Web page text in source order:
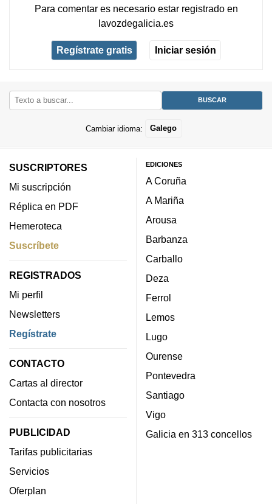
Para comentar es necesario estar registradoen
lavozdegalicia.es
Regístrate gratis Iniciar sesión
Cambiar idioma: Galego
SUSCRIPTORES
Mi suscripción
Réplica en PDF
Hemeroteca
Suscríbete
REGISTRADOS
Mi perfil
Newsletters
Regístrate
CONTACTO
Cartas al director
Contacta con nosotros
PUBLICIDAD
Tarifas publicitarias
Servicios
Oferplan
EDICIONES
A Coruña
A Mariña
Arousa
Barbanza
Carballo
Deza
Ferrol
Lemos
Lugo
Ourense
Pontevedra
Santiago
Vigo
Galicia en 313 concellos